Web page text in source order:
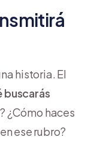
historia. El
buscarás
¿Cómo haces
ese rubro?